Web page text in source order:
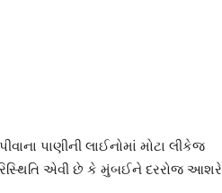
પાણીની લાઈનોમાં મોટા લીકેજ
એવી છે કે મુંબઈને દરરોજ આશરે